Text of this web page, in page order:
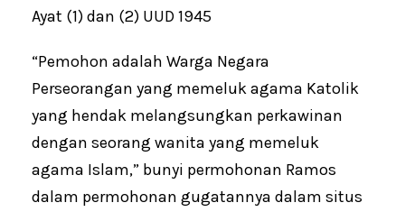
Ayat (1) dan (2) UUD 1945
“Pemohon adalah Warga Negara
Perseorangan yang memeluk agama Katolik
yang hendak melangsungkan perkawinan
dengan seorang wanita yang memeluk
agama Islam,” bunyi permohonan Ramos
dalam permohonan gugatannya dalam situs